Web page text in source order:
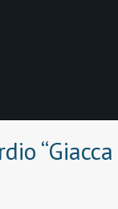
“Giacca